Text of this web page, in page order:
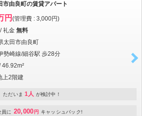
市由良町の賃貸アパート
円 (管理費 : 3,000円)
/ 礼金 無料
太田市由良町
勢崎線/細谷駅 歩28分
46.92m²
上2階建
ただいま 1人 が検討中！
員に 20,000 円 キャッシュバック!